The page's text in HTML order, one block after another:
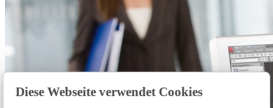
Diese Webseite verwendet Cookies